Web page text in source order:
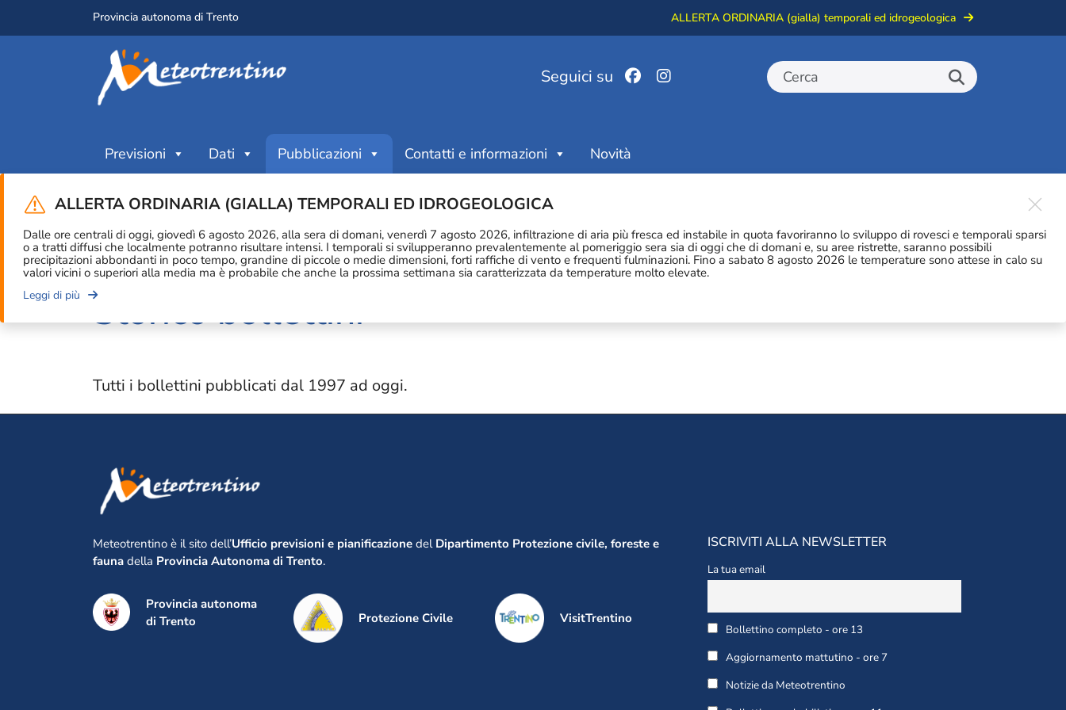
Provincia autonoma di Trento ALLERTA ORDINARIA (gialla) temporali ed idrogeologica
Seguici su
Previsioni Dati Pubblicazioni Contatti e informazioni Novità
ALLERTA ORDINARIA (GIALLA) TEMPORALI ED IDROGEOLOGICA
Dalle ore centrali di oggi, giovedì 6 agosto 2026, alla sera di domani, venerdì 7 agosto 2026, infiltrazione di aria più fresca ed instabile in quota favoriranno lo sviluppo di rovesci e temporali sparsi
o a tratti diffusi che localmente potranno risultare intensi. I temporali si svilupperanno prevalentemente al pomeriggio sera sia di oggi che di domani e, su aree ristrette, saranno possibili
precipitazioni abbondanti in poco tempo, grandine di piccole o medie dimensioni, forti raffiche di vento e frequenti fulminazioni. Fino a sabato 8 agosto 2026 le temperature sono attese in calo su
valori vicini o superiori alla media ma è probabile che anche la prossima settimana sia caratterizzata da temperature molto elevate.
Close
Leggi di più
Home /Pubblicazioni/ Meteorologia / Storico Bollettini
Da popolare automaticamente con aggiunta dell’ultimo file quotidianamente
Storico bollettini
Tutti i bollettini pubblicati dal 1997 ad oggi.
Meteotrentino è il sito dell’Ufficio previsioni e pianificazione del Dipartimento Protezione civile, foreste e
fauna della Provincia Autonoma di Trento.
Provincia autonoma
di Trento
Protezione Civile VisitTrentino
ISCRIVITI ALLA NEWSLETTER
La tua email
Bollettino completo - ore 13
Aggiornamento mattutino - ore 7
Notizie da Meteotrentino